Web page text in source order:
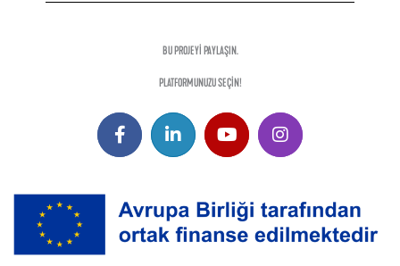
BU PROJEYİ PAYLAŞIN.
PLATFORMUNUZU SEÇİN!